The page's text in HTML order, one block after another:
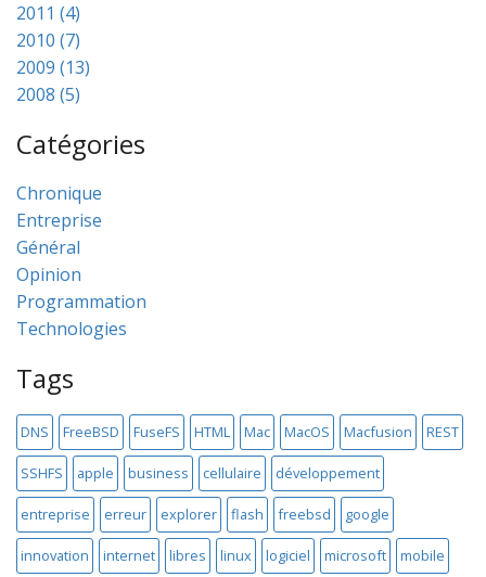
2011 (4)
2010 (7)
2009 (13)
2008 (5)
Catégories
Chronique
Entreprise
Général
Opinion
Programmation
Technologies
Tags
DNS FreeBSD FuseFS HTML Mac MacOS Macfusion REST
SSHFS apple business cellulaire développement
entreprise erreur explorer flash freebsd google
innovation internet libres linux logiciel microsoft mobile